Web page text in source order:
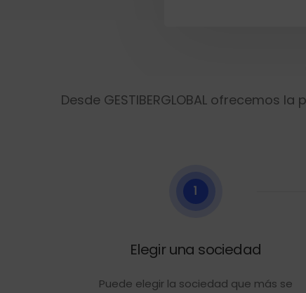
Desde GESTIBERGLOBAL
1
Elegir una sociedad
Puede elegir la sociedad que más se